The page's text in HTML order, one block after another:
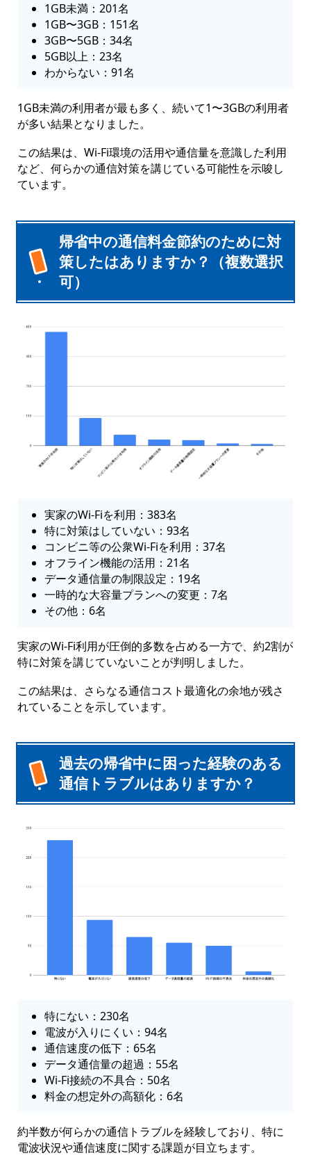
1GB未満：201名
1GB〜3GB：151名
3GB〜5GB：34名
5GB以上：23名
わからない：91名
1GB未満の利用者が最も多く、続いて1〜3GBの利用者
が多い結果となりました。
この結果は、Wi-Fi環境の活用や通信量を意識した利用
など、何らかの通信対策を講じている可能性を示唆し
ています。
帰省中の通信料金節約のために対
策したはありますか？（複数選択
可）
実家のWi-Fiを利用：383名
特に対策はしていない：93名
コンビニ等の公衆Wi-Fiを利用：37名
オフライン機能の活用：21名
データ通信量の制限設定：19名
一時的な大容量プランへの変更：7名
その他：6名
実家のWi-Fi利用が圧倒的多数を占める一方で、約2割が
特に対策を講じていないことが判明しました。
この結果は、さらなる通信コスト最適化の余地が残さ
れていることを示しています。
過去の帰省中に困った経験のある
通信トラブルはありますか？
特にない：230名
電波が入りにくい：94名
通信速度の低下：65名
データ通信量の超過：55名
Wi-Fi接続の不具合：50名
料金の想定外の高額化：6名
約半数が何らかの通信トラブルを経験しており、特に
電波状況や通信速度に関する課題が目立ちます。